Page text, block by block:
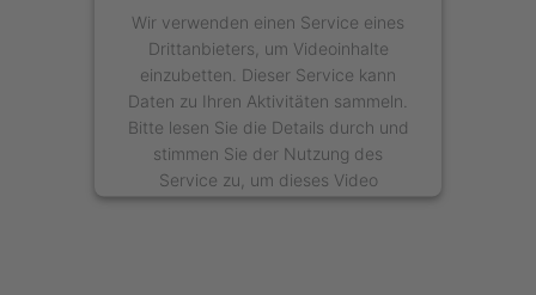
Wir verwenden einen Service eines
Drittanbieters, um Videoinhalte
einzubetten. Dieser Service kann
Daten zu Ihren Aktivitäten sammeln.
Bitte lesen Sie die Details durch und
stimmen Sie der Nutzung des
Service zu, um dieses Video
anzusehen.